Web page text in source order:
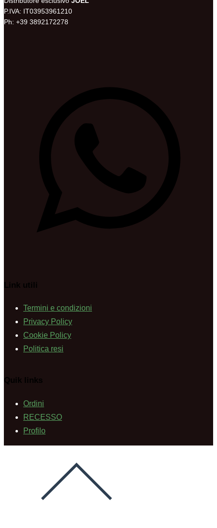
P.IVA: IT03953961210
Ph: +39 3892172278
Link utili
Termini e condizioni
Privacy Policy
Cookie Policy
Politica resi
Quik links
Ordini
RECESSO
Profilo